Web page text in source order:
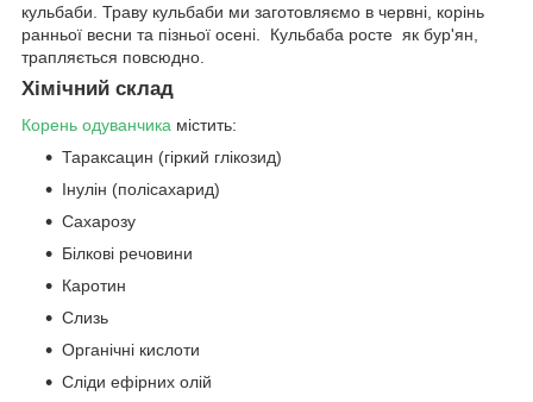
кульбаби. Траву кульбаби ми заготовляємо в червні, корінь
ранньої весни та пізньої осені. Кульбаба росте як бур'ян,
трапляється повсюдно.
Хімічний склад
Корень одуванчика містить:
Тараксацин (гіркий глікозид)
Інулін (полісахарид)
Сахарозу
Білкові речовини
Каротин
Слизь
Органічні кислоти
Сліди ефірних олій